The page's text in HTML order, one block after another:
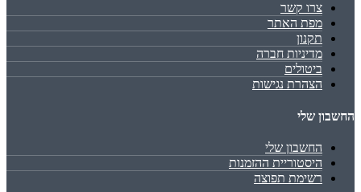
צרו קשר
מפת האתר
תקנון
מדיניות חברה
ביטולים
הצהרת נגישות
החשבון שלי
החשבון שלי
היסטוריית ההזמנות
רשימת תפוצה